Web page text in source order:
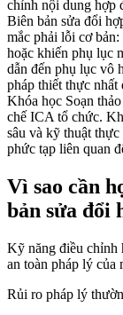
chỉnh nội dung hợp
Biên bản sửa đổi
mắc phải lỗi cơ
hoặc khiến phụ lục
dẫn đến phụ lục vô
pháp thiết thực nhất
Khóa học Soạn
chế ICA tổ chức.
sâu và kỹ thuật
phức tạp liên quan
Vì sao cần
bản sửa đổi
Kỹ năng điều chỉnh
an toàn pháp lý của
Rủi ro pháp lý